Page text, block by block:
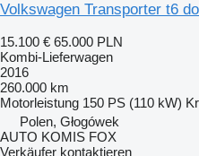
Volkswagen Transporter t6
15.100 € 65.000 PLN
Kombi-Lieferwagen
2016
260.000 km
Motorleistung 150 PS (110 kW)
Polen, Głogówek
AUTO KOMIS FOX
Verkäufer kontaktieren